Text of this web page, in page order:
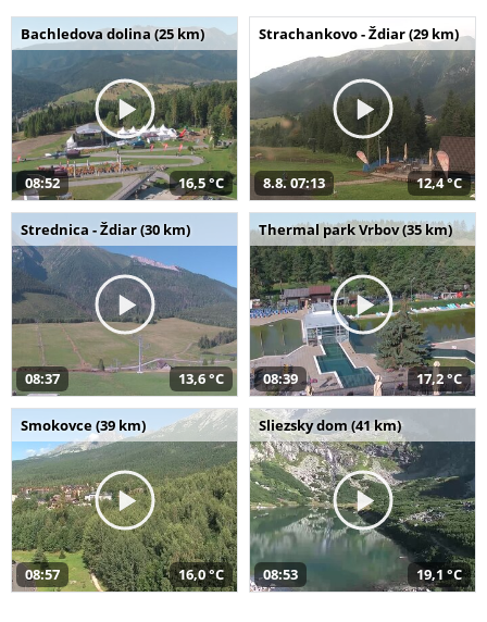
Bachledova dolina (25 km)
08:52 16,5 °C
Strachankovo - Ždiar (29 km)
8.8. 07:13 12,4 °C
Strednica - Ždiar (30 km)
08:37 13,6 °C
Thermal park Vrbov (35 km)
08:39 17,2 °C
Smokovce (39 km)
08:57 16,0 °C
Sliezsky dom (41 km)
08:53 19,1 °C